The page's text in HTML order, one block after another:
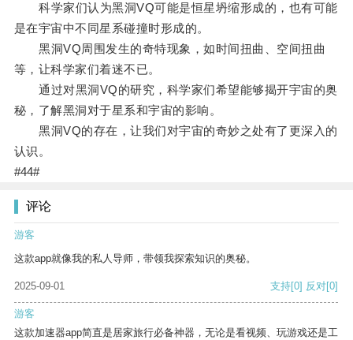
科学家们认为黑洞VQ可能是恒星坍缩形成的，也有可能
是在宇宙中不同星系碰撞时形成的。
黑洞VQ周围发生的奇特现象，如时间扭曲、空间扭曲
等，让科学家们着迷不已。
通过对黑洞VQ的研究，科学家们希望能够揭开宇宙的奥
秘，了解黑洞对于星系和宇宙的影响。
黑洞VQ的存在，让我们对宇宙的奇妙之处有了更深入的
认识。
#44#
评论
游客
这款app就像我的私人导师，带领我探索知识的奥秘。
2025-09-01 支持[0] 反对[0]
游客
这款加速器app简直是居家旅行必备神器，无论是看视频、玩游戏还是工